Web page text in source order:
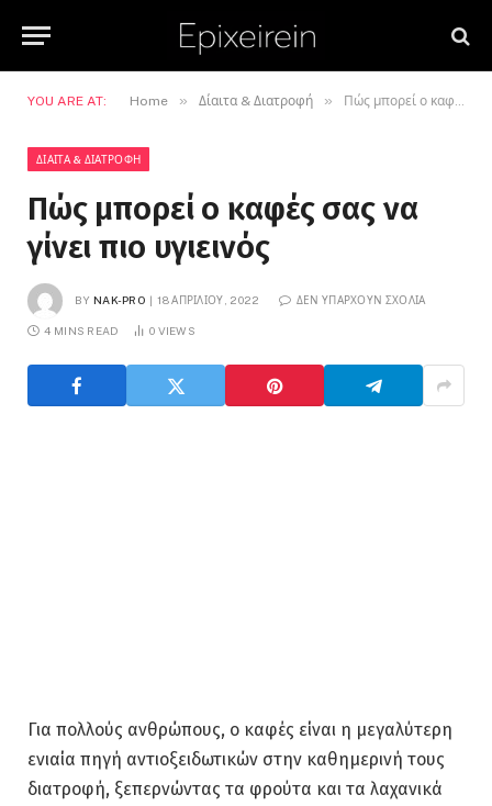
YOU ARE AT: Home » Δίαιτα & Διατροφή » Πώς μπορεί ο καφές σας να γίνει πιο υγιεινός
ΔΊΑΙΤΑ & ΔΙΑΤΡΟΦΉ
Πώς μπορεί ο καφές σας να
γίνει πιο υγιεινός
BY NAK-PRO 18 ΑΠΡΙΛΊΟΥ, 2022 ΔΕΝ ΥΠΆΡΧΟΥΝ ΣΧΌΛΙΑ
4 MINS READ 0 VIEWS
Για πολλούς ανθρώπους, ο καφές είναι η μεγαλύτερη
ενιαία πηγή αντιοξειδωτικών στην καθημερινή τους
διατροφή, ξεπερνώντας τα φρούτα και τα λαχανικά